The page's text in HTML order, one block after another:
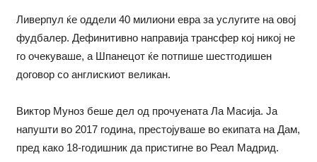
Ливерпул ќе оддели 40 милиони евра за услугите на овој
фудбалер. Дефинитивно направија трансфер кој никој не
го очекуваше, а Шпанецот ќе потпише шестгодишен
договор со англискиот великан.
Виктор Муноз беше дел од прочуената Ла Масија. Ја
напушти во 2017 година, престојуваше во екипата на Дам,
пред како 18-годишник да пристигне во Реал Мадрид.